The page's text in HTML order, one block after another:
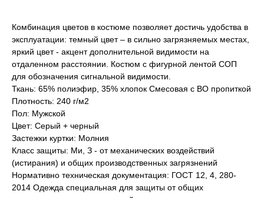
Комбинация цветов в костюме позволяет достичь удобства в
эксплуатации: темный цвет – в сильно загрязняемых местах,
яркий цвет - акцент дополнительной видимости на
отдаленном расстоянии. Костюм с фигурной лентой СОП
для обозначения сигнальной видимости.
Ткань: 65% полиэфир, 35% хлопок Смесовая с ВО пропиткой
Плотность: 240 г/м2
Пол: Мужской
Цвет: Серый + черный
Застежки куртки: Молния
Класс защиты: Ми, З - от механических воздействий
(истирания) и общих производственных загрязнений
Нормативно техническая документация: ГОСТ 12, 4, 280-
2014 Одежда специальная для защиты от общих